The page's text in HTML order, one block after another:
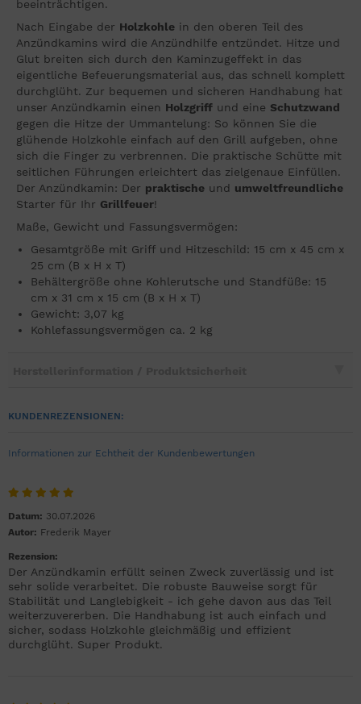
beeinträchtigen.
Nach Eingabe der Holzkohle in den oberen Teil des
Anzündkamins wird die Anzündhilfe entzündet. Hitze und
Glut breiten sich durch den Kaminzugeffekt in das
eigentliche Befeuerungsmaterial aus, das schnell komplett
durchglüht. Zur bequemen und sicheren Handhabung hat
unser Anzündkamin einen Holzgriff und eine Schutzwand
gegen die Hitze der Ummantelung: So können Sie die
glühende Holzkohle einfach auf den Grill aufgeben, ohne
sich die Finger zu verbrennen. Die praktische Schütte mit
seitlichen Führungen erleichtert das zielgenaue Einfüllen.
Der Anzündkamin: Der praktische und umweltfreundliche
Starter für Ihr Grillfeuer!
Maße, Gewicht und Fassungsvermögen:
Gesamtgröße mit Griff und Hitzeschild: 15 cm x 45 cm x
25 cm (B x H x T)
Behältergröße ohne Kohlerutsche und Standfüße: 15
cm x 31 cm x 15 cm (B x H x T)
Gewicht: 3,07 kg
Kohlefassungsvermögen ca. 2 kg
KUNDENREZENSIONEN:
Informationen zur Echtheit der Kundenbewertungen
Datum: 30.07.2026
Autor: Frederik Mayer
Rezension:
Der Anzündkamin erfüllt seinen Zweck zuverlässig und ist
sehr solide verarbeitet. Die robuste Bauweise sorgt für
Stabilität und Langlebigkeit - ich gehe davon aus das Teil
weiterzuvererben. Die Handhabung ist auch einfach und
sicher, sodass Holzkohle gleichmäßig und effizient
durchglüht. Super Produkt.